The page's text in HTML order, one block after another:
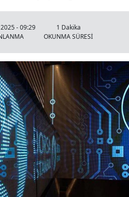
- 09:29
1 Dakika
OKUNMA SÜRESİ